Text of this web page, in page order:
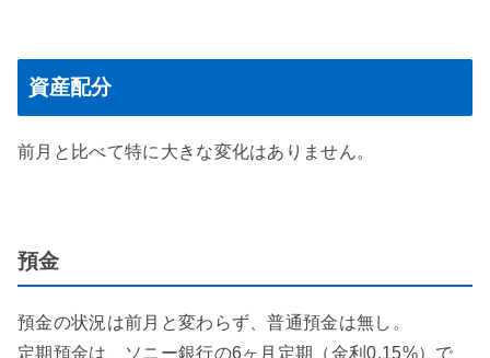
資産配分
前月と比べて特に大きな変化はありません。
預金
預金の状況は前月と変わらず、普通預金は無し。
定期預金は、ソニー銀行の6ヶ月定期（金利0.15%）で